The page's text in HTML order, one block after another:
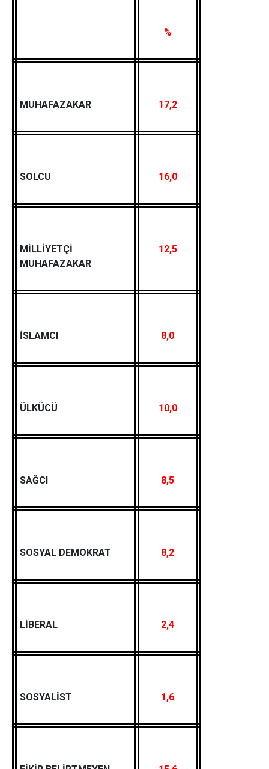
%
MUHAFAZAKAR 17,2
SOLCU 16,0
MİLLİYETÇİ
MUHAFAZAKAR
12,5
İSLAMCI 8,0
ÜLKÜCÜ 10,0
SAĞCI 8,5
SOSYAL DEMOKRAT 8,2
LİBERAL 2,4
SOSYALİST 1,6